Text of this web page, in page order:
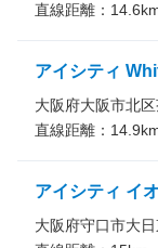
直線距離： 14.6
アイシティ
大阪府大阪市北
直線距離： 14.9
アイシティ イ
大阪府守口市大